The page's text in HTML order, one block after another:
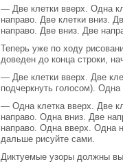
— Две клетки вверх. Одна
направо. Две клетки вниз.
направо. Две вниз. Две
Теперь уже по ходу
доведен до конца строки,
— Две клетки вверх. Две
подчеркнуть голосом).
— Одна клетка вверх. Две
направо. Одна вниз. Две
направо. Одна вверх. Одна
дальше рисуйте сами.
Диктуемые узоры должны